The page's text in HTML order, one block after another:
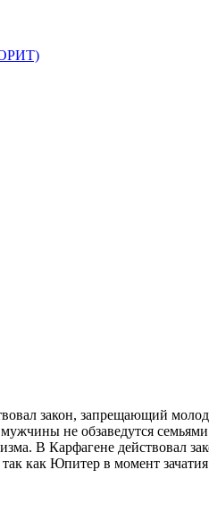
закон, запрещающий
не обзаведутся
В Карфагене действовал
как Юпитер в момент